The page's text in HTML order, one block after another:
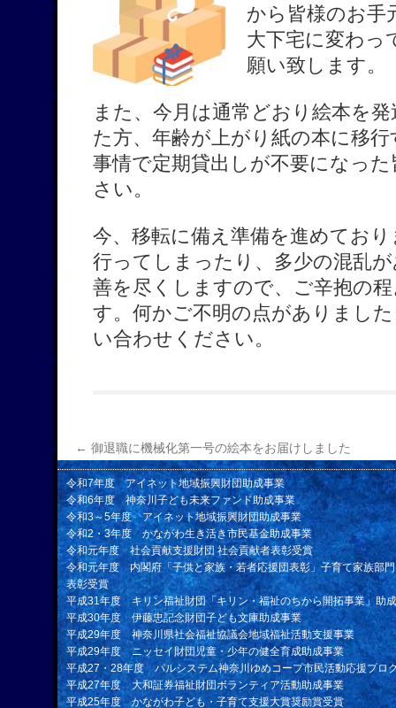
から皆様のお手
大下宅に変わっ
願い致します。
また、今月は通常どおり絵本を
た方、年齢が上がり紙の本に移
事情で定期貸出しが不要になっ
さい。
今、移転に備え準備を進めてお
行ってしまったり、多少の混乱
善を尽くしますので、ご辛抱の
す。何かご不明の点がありまし
い合わせください。
← 御退職に機械化第一号の絵本をお届けしました
令和7年度 アイネット地域振興財団助成事業
令和6年度 神奈川子ども未来ファンド助成事業
令和3～5年度 アイネット地域振興財団助成事業
令和2・3年度 かながわ生き活き市民基金助成事業
令和元年度 社会貢献支援財団 社会貢献者表彰受賞
令和元年度 内閣府「子供と家族・若者応援団表彰」子育て家族部
表彰受賞
平成31年度 キリン福祉財団「キリン・福祉のちから開拓事業」助
平成30年度 伊藤忠記念財団子ども文庫助成事業
平成29年度 神奈川県社会福祉協議会地域福祉活動支援事業
平成29年度 ニッセイ財団児童・少年の健全育成助成事業
平成27・28年度 パルシステム神奈川ゆめコープ市民活動応援プロ
平成27年度 大和証券福祉財団ボランティア活動助成事業
平成25年度 かながわ子ども・子育て支援大賞奨励賞受賞